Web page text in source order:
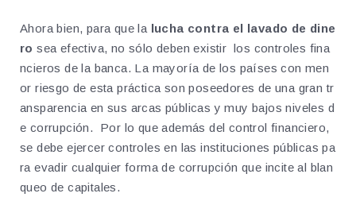
Ahora bien, para que la lucha contra el lavado de dine
ro sea efectiva, no sólo deben existir los controles fina
ncieros de la banca. La mayoría de los países con men
or riesgo de esta práctica son poseedores de una gran tr
ansparencia en sus arcas públicas y muy bajos niveles d
e corrupción. Por lo que además del control financiero,
se debe ejercer controles en las instituciones públicas pa
ra evadir cualquier forma de corrupción que incite al blan
queo de capitales.